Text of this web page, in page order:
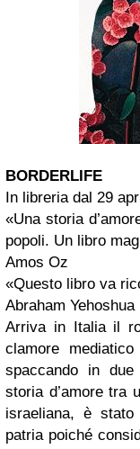
BORDERLIFE
In libreria dal 29
«Una storia
popoli. Un libro
Amos Oz
«Questo libro va
Abraham Yehoshua
Arriva in Italia il
clamore
spaccando in due
storia d’amore tra
israeliana, è
patria poiché